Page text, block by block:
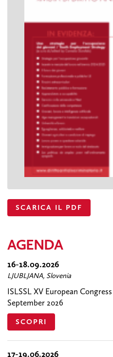
SCARICA IL PDF
AGENDA
16-18.09.2026
LJUBLJANA, Slovenia
ISLSSL XV European
September 2026
SCOPRI
17-19.06.2026